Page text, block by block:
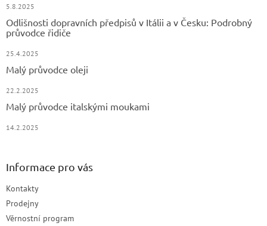
5.8.2025
Odlišnosti dopravních předpisů v Itálii a v Česku: Podrobný
průvodce řidiče
25.4.2025
Malý průvodce oleji
22.2.2025
Malý průvodce italskými moukami
14.2.2025
Informace pro vás
Kontakty
Prodejny
Věrnostní program